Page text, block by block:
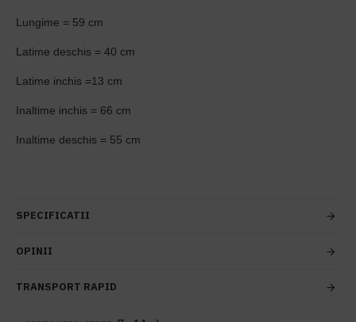
Lungime = 59 cm
Latime deschis = 40 cm
Latime inchis =13 cm
Inaltime inchis = 66 cm
Inaltime deschis = 55 cm
SPECIFICATII
OPINII
TRANSPORT RAPID